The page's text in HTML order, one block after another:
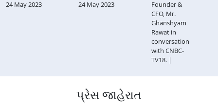
24 May 2023
24 May 2023
Founder &
CFO, Mr.
Ghanshyam
Rawat in
conversation
with CNBC-
TV18. |
પ્રેસ જાહેરાત